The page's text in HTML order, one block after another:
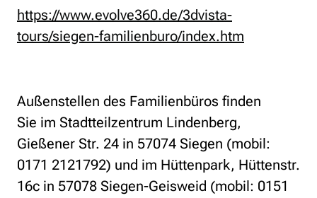
https://www.evolve360.de/3dvista-
tours/siegen-familienburo/index.htm
Außenstellen des Familienbüros finden
Sie im Stadtteilzentrum Lindenberg,
Gießener Str. 24 in 57074 Siegen (mobil:
0171 2121792) und im Hüttenpark, Hüttenstr.
16c in 57078 Siegen-Geisweid (mobil: 0151